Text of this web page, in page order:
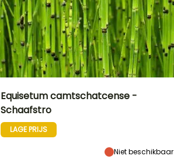
planthoogte
1.50 m
Equisetum camtschatcense -
Schaafstro
LAGE PRIJS
Niet beschikbaar